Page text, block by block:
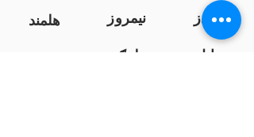
هلمند نیمروز
کندز
لوګر زابل